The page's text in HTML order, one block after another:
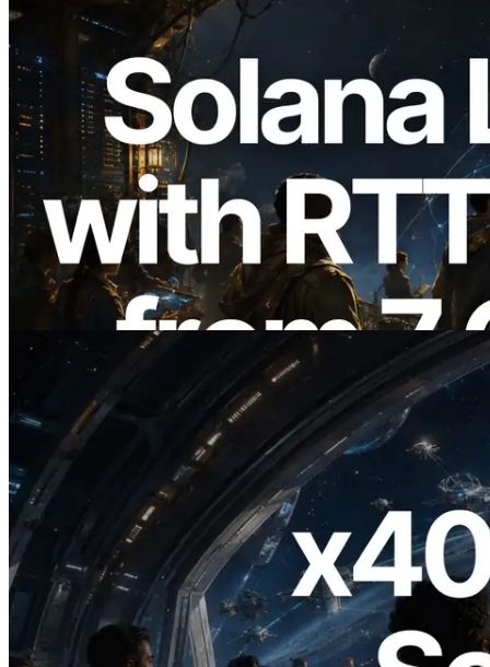
2026.08.05
ERPC erweitert Solana Leader Slot API
um Ping-Messung aus 7 globalen
Regionen — Validators Information API
ebenfalls gestartet
Lesen Sie diesen Artikel
2026.07.04
ERPC startet x402-fähige Solana RPC —